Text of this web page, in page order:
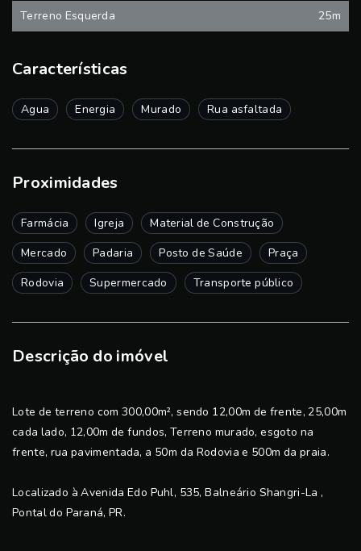
Características
Agua Energia Murado Rua asfaltada
Proximidades
Farmácia Igreja
Material de Construção
Mercado
Padaria Posto de Saúde
Praça
Rodovia
Supermercado Transporte público
Descrição do imóvel
Lote de terreno com 300,00m², sendo 12,00m de frente, 25,00m
cada lado, 12,00m de fundos, Terreno murado, esgoto na
frente, rua pavimentada, a 50m da Rodovia e 500m da praia.
Localizado à Avenida Edo Puhl, 535, Balneário Shangri-La ,
Pontal do Paraná, PR.
Terreno Esquerda
25m